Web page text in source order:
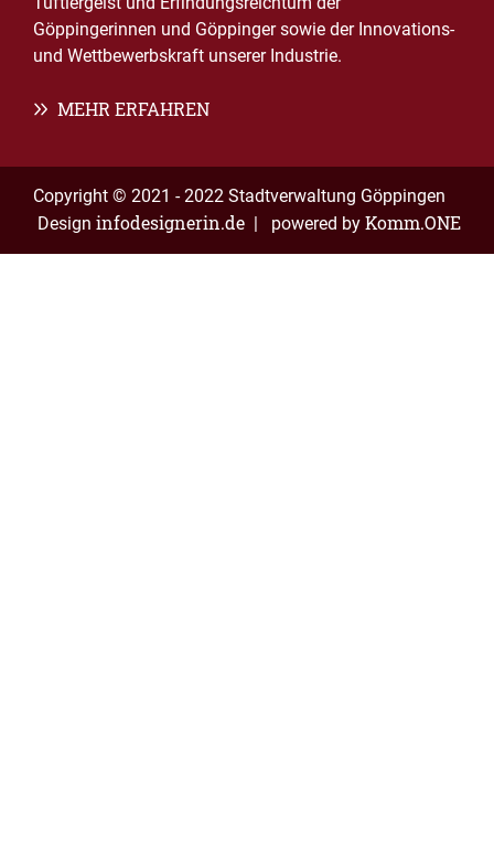
Göppingerinnen und Göppinger sowie der Innovations-
und Wettbewerbskraft unserer Industrie.
MEHR ERFAHREN
Copyright © 2021 - 2022 Stadtverwaltung Göppingen
Design infodesignerin.de | powered by Komm.ONE